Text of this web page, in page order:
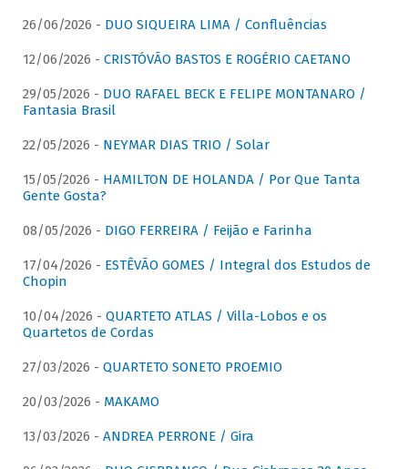
26/06/2026 - DUO SIQUEIRA LIMA / Confluências
12/06/2026 - CRISTÓVÃO BASTOS E ROGÉRIO CAETANO
29/05/2026 - DUO RAFAEL BECK E FELIPE MONTANARO /
Fantasia Brasil
22/05/2026 - NEYMAR DIAS TRIO / Solar
15/05/2026 - HAMILTON DE HOLANDA / Por Que Tanta
Gente Gosta?
08/05/2026 - DIGO FERREIRA / Feijão e Farinha
17/04/2026 - ESTÊVÃO GOMES / Integral dos Estudos de
Chopin
10/04/2026 - QUARTETO ATLAS / Villa-Lobos e os
Quartetos de Cordas
27/03/2026 - QUARTETO SONETO PROEMIO
20/03/2026 - MAKAMO
13/03/2026 - ANDREA PERRONE / Gira